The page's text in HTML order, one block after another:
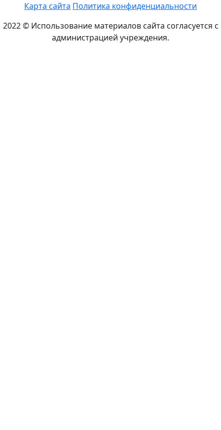
Карта сайта Политика конфиденциальности
2022 © Использование материалов сайта согласуется с
администрацией учреждения.